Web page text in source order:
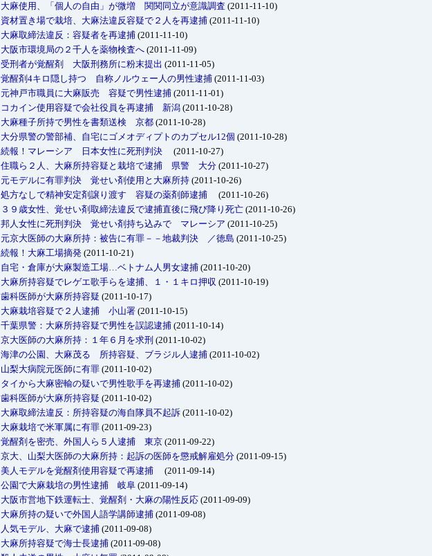
大麻使用、「個人の自由」が微増 関関同立が意識調査 (2011-11-10)
資材置き場で栽培、大麻法違反容疑で２人を再逮捕 (2011-11-10)
大麻取締法違反：容疑者を再逮捕 (2011-11-10)
大阪市環境局の２千人を薬物検査へ (2011-11-09)
受刑者が覚醒剤 大阪刑務所に粉末提出 (2011-11-05)
覚醒剤4キロ隠し持つ 自称ノルウェー人の男性逮捕 (2011-11-03)
元神戸市職員に大麻販売 容疑で男性逮捕 (2011-11-01)
コカイン使用容疑で会社役員を再逮捕 新潟 (2011-10-28)
大麻種子所持で男性を書類送検 京都 (2011-10-28)
大分県警の警部補、自宅にゴメオディプトのカプセル12個 (2011-10-28)
続報！マレーシア 日本女性に死刑判決
(2011-10-27)
住職ら２人、大麻所持容疑と栽培で逮捕 県警 大分 (2011-10-27)
元モデルに有罪判決 覚せい剤使用と大麻所持 (2011-10-26)
処方なしで精神安定剤譲り渡す 容疑の薬剤師逮捕
(2011-10-26)
３９歳女性、覚せい剤取締法違反で逮捕直後に飛び降り死亡 (2011-10-26)
邦人女性に死刑判決 覚せい剤持ち込みで マレーシア (2011-10-25)
元京大医師の大麻所持：被告に有罪－－地裁判決 ／徳島 (2011-10-25)
続報！大麻工場摘発 (2011-10-21)
自宅・倉庫が大麻製造工場…ベトナム人男女逮捕 (2011-10-20)
大麻所持容疑でレゲエ歌手らを逮捕、１・１キロ押収 (2011-10-19)
歯科医師が大麻所持容疑 (2011-10-17)
大麻栽培容疑で２人逮捕 小山署 (2011-10-15)
千葉県警：大麻所持容疑で男性を誤認逮捕 (2011-10-14)
京大医師の大麻所持：１年６月を求刑 (2011-10-02)
海津の公園、大麻茂る 所持容疑、ブラジル人逮捕 (2011-10-02)
山梨大病院元医師に有罪 (2011-10-02)
タイから大麻密輸の疑いで男性歌手を再逮捕 (2011-10-02)
歯科医師が大麻所持容疑 (2011-10-02)
大麻取締法違反：所持容疑の海自隊員不起訴 (2011-10-02)
大麻栽培で米軍属に有罪 (2011-09-23)
覚醒剤を密売、外国人ら５人逮捕 東京 (2011-09-22)
京大、山梨大医師の大麻所持：起訴の医師を懲戒解雇処分 (2011-09-15)
美人モデルを覚醒剤使用容疑で再逮捕
(2011-09-14)
公園で大麻栽培の男性逮捕 岐阜 (2011-09-14)
大阪市営地下鉄運転士、覚醒剤・大麻の陽性反応 (2011-09-09)
大麻所持の疑いで外国人語学講師逮捕 (2011-09-08)
人気モデル、大麻で逮捕 (2011-09-08)
大麻所持容疑で海士長逮捕 (2011-09-08)